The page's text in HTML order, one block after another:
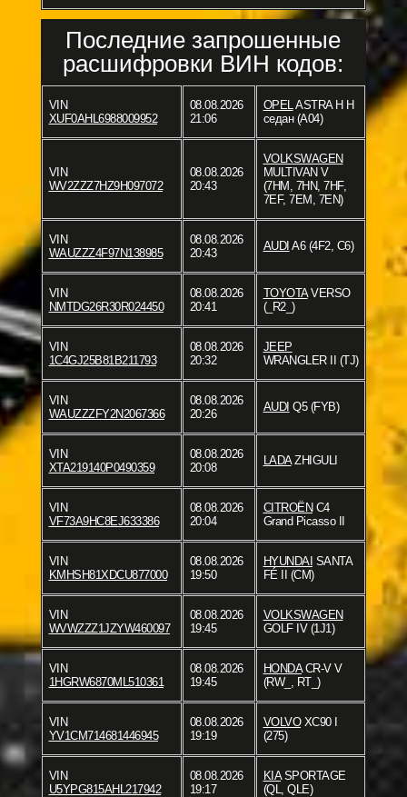
Последние запрошенные
расшифровки ВИН кодов:
VIN
XUF0AHL6988009952
08.08.2026
21:06
OPEL ASTRA H H
седан (A04)
VIN
WV2ZZZ7HZ9H097072
08.08.2026
20:43
VOLKSWAGEN
MULTIVAN V
(7HM, 7HN, 7HF,
7EF, 7EM, 7EN)
VIN
WAUZZZ4F97N138985
08.08.2026
20:43
AUDI A6 (4F2, C6)
VIN
NMTDG26R30R024450
08.08.2026
20:41
TOYOTAVERSO
(_R2_)
VIN
1C4GJ25B81B211793
08.08.2026
20:32
JEEP
WRANGLER II (TJ)
VIN
WAUZZZFY2N2067366
08.08.2026
20:26
AUDI Q5 (FYB)
VIN
XTA219140P0490359
08.08.2026
20:08
LADAZHIGULI
VIN
VF73A9HC8EJ633386
08.08.2026
20:04
CITROËN C4
Grand Picasso II
VIN
KMHSH81XDCU877000
08.08.2026
19:50
HYUNDAI SANTA
FÉ II (CM)
VIN
WVWZZZ1JZYW460097
08.08.2026
19:45
VOLKSWAGEN
GOLF IV (1J1)
VIN
1HGRW6870ML510361
08.08.2026
19:45
HONDACR-V V
(RW_, RT_)
VIN
YV1CM714681446945
08.08.2026
19:19
VOLVOXC90 I
(275)
VIN
U5YPG815AHL217942
08.08.2026
19:17
KIASPORTAGE
(QL, QLE)